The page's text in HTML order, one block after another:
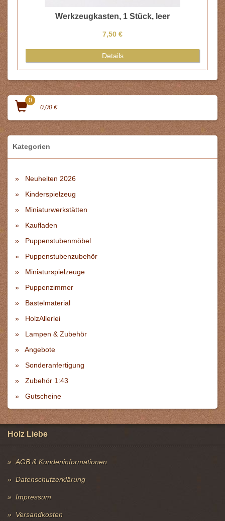
Werkzeugkasten, 1 Stück, leer
7,50 €
Details
0
0,00 €
Kategorien
Neuheiten 2026
Kinderspielzeug
Miniaturwerkstätten
Kaufladen
Puppenstubenmöbel
Puppenstubenzubehör
Miniaturspielzeuge
Puppenzimmer
Bastelmaterial
HolzAllerlei
Lampen & Zubehör
Angebote
Sonderanfertigung
Zubehör 1:43
Gutscheine
Holz Liebe
AGB & Kundeninformationen
Datenschutzerklärung
Impressum
Versandkosten